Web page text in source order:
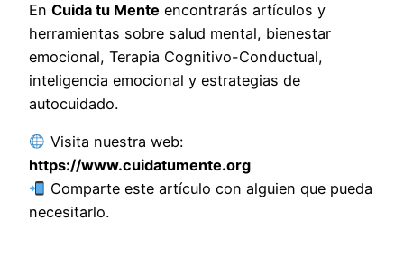
En Cuida tu Mente encontrarás artículos y
herramientas sobre salud mental, bienestar
emocional, Terapia Cognitivo-Conductual,
inteligencia emocional y estrategias de
autocuidado.
Visita nuestra web:
https://www.cuidatumente.org
Comparte este artículo con alguien que pueda
necesitarlo.